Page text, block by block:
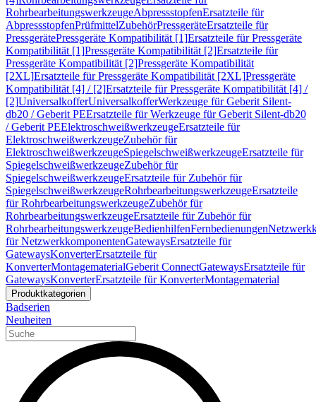
RohrbearbeitungswerkzeugeAbpressstopfenErsatzteile für
AbpressstopfenPrüfmittelZubehörPressgeräteErsatzteile für
PressgerätePressgeräte Kompatibilität [1]Ersatzteile für Pressgeräte
Kompatibilität [1]Pressgeräte Kompatibilität [2]Ersatzteile für
Pressgeräte Kompatibilität [2]Pressgeräte Kompatibilität
[2XL]Ersatzteile für Pressgeräte Kompatibilität [2XL]Pressgeräte
Kompatibilität [4] / [2]Ersatzteile für Pressgeräte Kompatibilität [4] /
[2]UniversalkofferUniversalkofferWerkzeuge für Geberit Silent-
db20 / Geberit PEErsatzteile für Werkzeuge für Geberit Silent-db20
/ Geberit PEElektroschweißwerkzeugeErsatzteile für
ElektroschweißwerkzeugeZubehör für
ElektroschweißwerkzeugeSpiegelschweißwerkzeugeErsatzteile für
SpiegelschweißwerkzeugeZubehör für
SpiegelschweißwerkzeugeErsatzteile für Zubehör für
SpiegelschweißwerkzeugeRohrbearbeitungswerkzeugeErsatzteile
für RohrbearbeitungswerkzeugeZubehör für
RohrbearbeitungswerkzeugeErsatzteile für Zubehör für
RohrbearbeitungswerkzeugeBedienhilfenFernbedienungen
für NetzwerkkomponentenGatewaysErsatzteile für
GatewaysKonverterErsatzteile für
KonverterMontagematerialGeberit ConnectGatewaysErsatzteile für
GatewaysKonverterErsatzteile für KonverterMontagematerial
Produktkategorien
Badserien
Neuheiten